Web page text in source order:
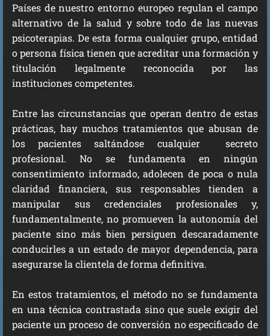
Países de nuestro entorno europeo regulan el campo
alternativo de la salud y sobre todo de las nuevas
psicoterapias. De esta forma cualquier grupo, entidad
o persona física tienen que acreditar una formación y
titulación legalmente reconocida por las
instituciones competentes.
Entre las circunstancias que operan dentro de estas
prácticas, hay muchos tratamientos que abusan de
los pacientes saltándose cualquier secreto
profesional. No se fundamenta en ningún
consentimiento informado, adolecen de poca o nula
claridad financiera, sus responsables tienden a
manipular sus credenciales profesionales y,
fundamentalmente, no promueven la autonomía del
paciente sino más bien persiguen descaradamente
conducirles a un estado de mayor dependencia, para
asegurarse la clientela de forma definitiva.
En estos tratamientos, el método no se fundamenta
en una técnica contrastada sino que suele exigir del
paciente un proceso de conversión no especificado de